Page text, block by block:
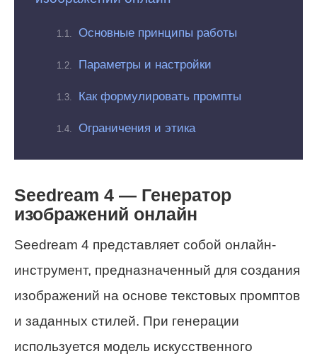
Основные принципы работы
Параметры и настройки
Как формулировать промпты
Ограничения и этика
Seedream 4 — Генератор
изображений онлайн
Seedream 4 представляет собой онлайн-
инструмент, предназначенный для создания
изображений на основе текстовых промптов
и заданных стилей. При генерации
используется модель искусственного